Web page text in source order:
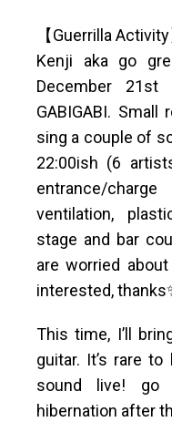
【Guerrilla Activity
Kenji aka go
December 21st
GABIGABI.
sing a couple of
22:00ish (6
entrance/
ventilation,
stage and bar
are worried
interested,
This time, I’ll
guitar. It’s rare
sound live! go
hibernation after